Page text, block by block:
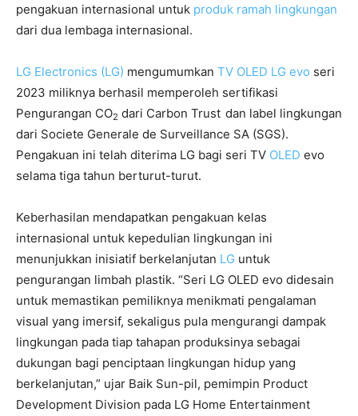
pengakuan internasional untuk produk ramah lingkungan
dari dua lembaga internasional.
LG Electronics (LG) mengumumkan TV OLED LG evo seri
2023 miliknya berhasil memperoleh sertifikasi
Pengurangan CO2 dari Carbon Trust dan label lingkungan
dari Societe Generale de Surveillance SA (SGS).
Pengakuan ini telah diterima LG bagi seri TV OLED evo
selama tiga tahun berturut-turut.
Keberhasilan mendapatkan pengakuan kelas
internasional untuk kepedulian lingkungan ini
menunjukkan inisiatif berkelanjutan LG untuk
pengurangan limbah plastik. “Seri LG OLED evo didesain
untuk memastikan pemiliknya menikmati pengalaman
visual yang imersif, sekaligus pula mengurangi dampak
lingkungan pada tiap tahapan produksinya sebagai
dukungan bagi penciptaan lingkungan hidup yang
berkelanjutan,” ujar Baik Sun-pil, pemimpin Product
Development Division pada LG Home Entertainment